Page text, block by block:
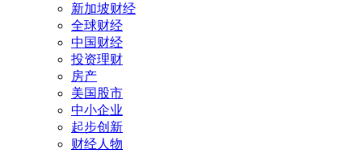
新加坡财经
全球财经
中国财经
投资理财
房产
美国股市
中小企业
起步创新
财经人物